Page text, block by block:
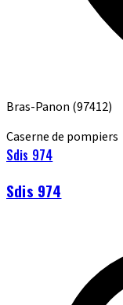
Bras-Panon (97412)
Caserne de pompiers
Sdis 974
Sdis 974